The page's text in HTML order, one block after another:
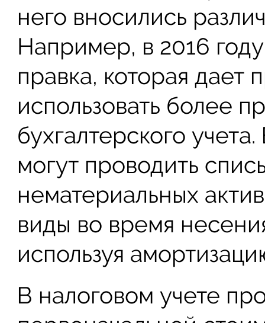
него вносились
Например, в 2016
правка, которая дает
использовать более
бухгалтерского
могут проводить
нематериальных
виды во время
используя
В налоговом учете